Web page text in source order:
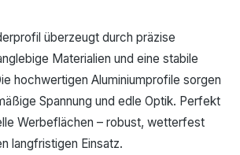
überzeugt durch präzise
Materialien und eine stabile
hochwertigen Aluminiumprofile sorgen
Spannung und edle Optik. Perfekt
Werbeflächen – robust, wetterfest
langfristigen Einsatz.